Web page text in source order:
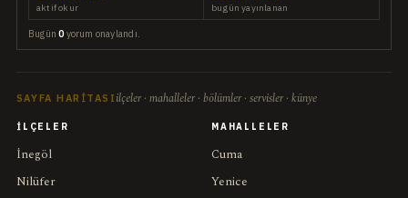
aktif okur bugün yayınlanan
Bugün0 yorum onaylandı.
SAYFA HARITASI ilçeler · mahalleler · bölümler · servisler · künye
İLÇELER
İnegöl
Nilüfer
MAHALLELER
Cuma
Yenice